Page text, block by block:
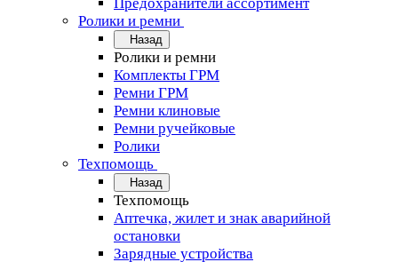
Ролики и ремни
Назад
Ролики и ремни
Комплекты ГРМ
Ремни ГРМ
Ремни клиновые
Ремни ручейковые
Ролики
Техпомощь
Назад
Техпомощь
Аптечка, жилет и знак аварийной
остановки
Зарядные устройства